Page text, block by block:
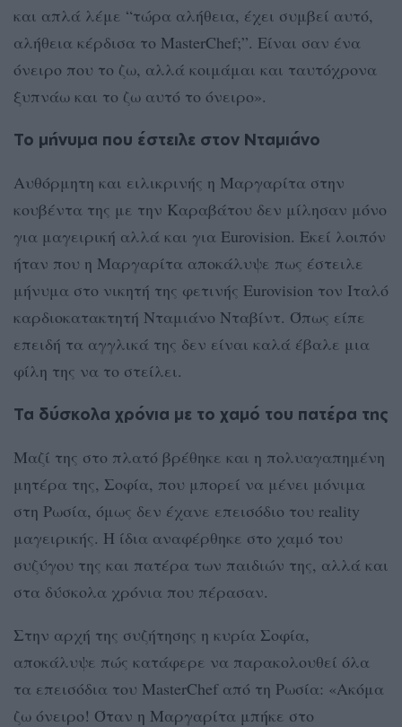
και απλά λέμε “τώρα αλήθεια, έχει συμβεί αυτό,
αλήθεια κέρδισα το MasterChef;”. Είναι σαν ένα
όνειρο που το ζω, αλλά κοιμάμαι και ταυτόχρονα
ξυπνάω και το ζω αυτό το όνειρο».
Το μήνυμα που έστειλε στον Νταμιάνο
Αυθόρμητη και ειλικρινής η Μαργαρίτα στην
κουβέντα της με την Καραβάτου δεν μίλησαν μόνο
για μαγειρική αλλά και για Eurovision. Εκεί λοιπόν
ήταν που η Μαργαρίτα αποκάλυψε πως έστειλε
μήνυμα στο νικητή της φετινής Eurovision τον Ιταλό
καρδιοκατακτητή Νταμιάνο Νταβίντ. Όπως είπε
επειδή τα αγγλικά της δεν είναι καλά έβαλε μια
φίλη της να το στείλει.
Τα δύσκολα χρόνια με το χαμό του πατέρα της
Μαζί της στο πλατό βρέθηκε και η πολυαγαπημένη
μητέρα της, Σοφία, που μπορεί να μένει μόνιμα
στη Ρωσία, όμως δεν έχανε επεισόδιο του reality
μαγειρικής. Η ίδια αναφέρθηκε στο χαμό του
συζύγου της και πατέρα των παιδιών της, αλλά και
στα δύσκολα χρόνια που πέρασαν.
Στην αρχή της συζήτησης η κυρία Σοφία,
αποκάλυψε πώς κατάφερε να παρακολουθεί όλα
τα επεισόδια του MasterChef από τη Ρωσία: «Ακόμα
ζω όνειρο! Όταν η Μαργαρίτα μπήκε στο